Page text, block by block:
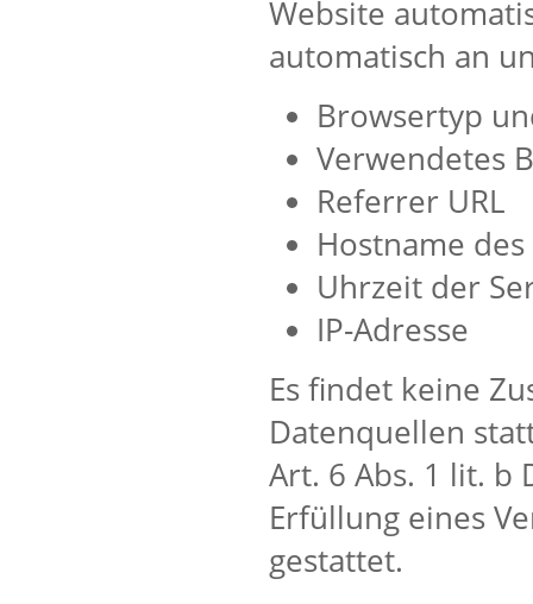
Website
automatisch an
Browsertyp
Verwendetes
Referrer URL
Hostname
Uhrzeit der
IP-Adresse
Es findet keine
Datenquellen
Art. 6 Abs. 1 lit. b
Erfüllung eines
gestattet.